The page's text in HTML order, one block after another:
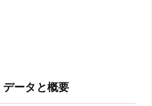
データと概要